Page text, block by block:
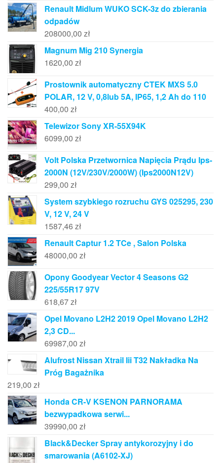
Renault Midlum WUKO SCK-3z do zbierania
odpadów
208000,00 zł
Magnum Mig 210 Synergia
1620,00 zł
Prostownik automatyczny CTEK MXS 5.0
POLAR, 12 V, 0,8lub 5A, IP65, 1,2 Ah do 110
400,00 zł
Telewizor Sony XR-55X94K
6099,00 zł
Volt Polska Przetwornica Napięcia Prądu Ips-
2000N (12V/230V/2000W) (Ips2000N12V)
299,00 zł
System szybkiego rozruchu GYS 025295, 230
V, 12 V, 24 V
1587,46 zł
Renault Captur 1.2 TCe , Salon Polska
48000,00 zł
Opony Goodyear Vector 4 Seasons G2
225/55R17 97V
618,67zł
Opel Movano L2H2 2019 Opel Movano L2H2
2,3 CD...
69987,00 zł
Alufrost Nissan Xtrail Iii T32 Nakładka Na
Próg Bagażnika
219,00 zł
Honda CR-V KSENON PARNORAMA
bezwypadkowa serwi...
39990,00 zł
Black&Decker Spray antykorozyjny i do
smarowania (A6102-XJ)